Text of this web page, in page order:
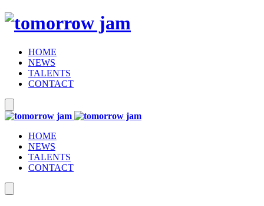
HOME
NEWS
TALENTS
CONTACT
HOME
NEWS
TALENTS
CONTACT